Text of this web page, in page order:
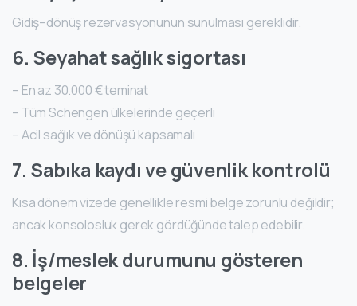
Gidiş–dönüş rezervasyonunun sunulması gereklidir.
6. Seyahat sağlık sigortası
– En az 30.000 € teminat
– Tüm Schengen ülkelerinde geçerli
– Acil sağlık ve dönüşü kapsamalı
7. Sabıka kaydı ve güvenlik kontrolü
Kısa dönem vizede genellikle resmi belge zorunlu değildir;
ancak konsolosluk gerek gördüğünde talep edebilir.
8. İş/meslek durumunu gösteren
belgeler